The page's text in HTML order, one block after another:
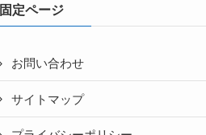
固定ページ
お問い合わせ
サイトマップ